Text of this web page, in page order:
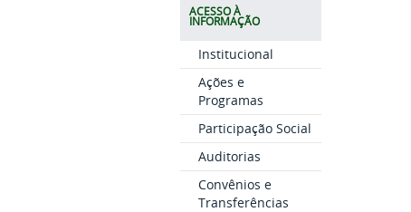
ACESSO À
INFORMAÇÃO
Institucional
Ações e
Programas
Participação Social
Auditorias
Convênios e
Transferências